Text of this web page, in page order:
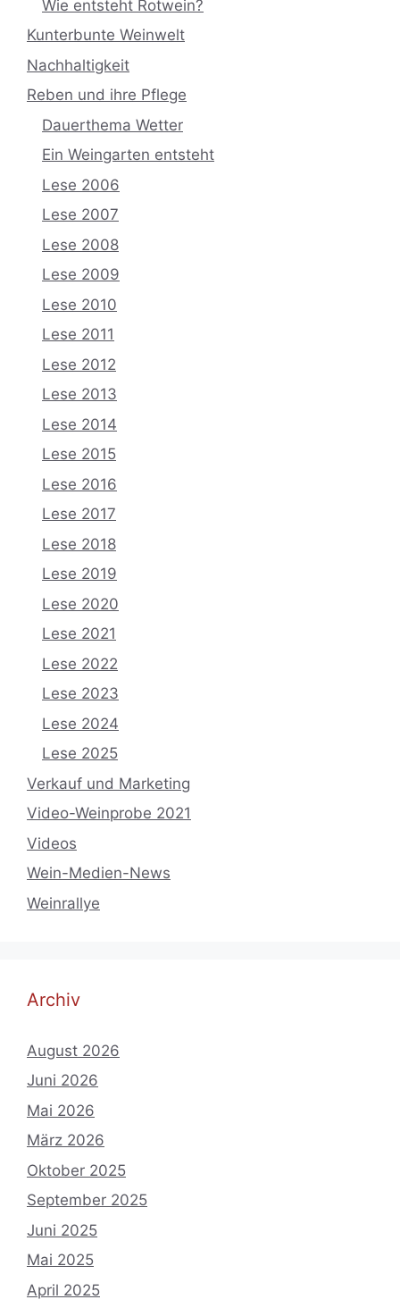
Wie entsteht Rotwein?
Kunterbunte Weinwelt
Nachhaltigkeit
Reben und ihre Pflege
Dauerthema Wetter
Ein Weingarten entsteht
Lese 2006
Lese 2007
Lese 2008
Lese 2009
Lese 2010
Lese 2011
Lese 2012
Lese 2013
Lese 2014
Lese 2015
Lese 2016
Lese 2017
Lese 2018
Lese 2019
Lese 2020
Lese 2021
Lese 2022
Lese 2023
Lese 2024
Lese 2025
Verkauf und Marketing
Video-Weinprobe 2021
Videos
Wein-Medien-News
Weinrallye
Archiv
August 2026
Juni 2026
Mai 2026
März 2026
Oktober 2025
September 2025
Juni 2025
Mai 2025
April 2025